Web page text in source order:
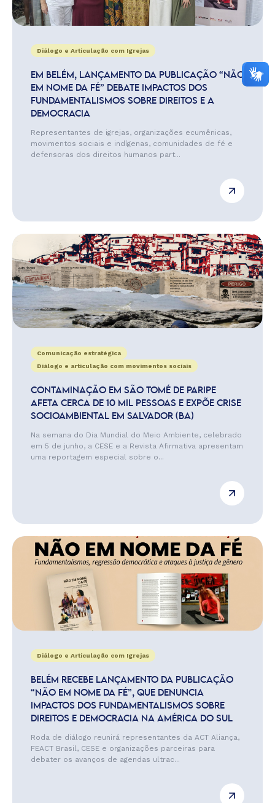
Diálogo e Articulação com Igrejas
EM BELÉM, LANÇAMENTO DA PUBLICAÇÃO “NÃO
EM NOME DA FÉ” DEBATE IMPACTOS DOS
FUNDAMENTALISMOS SOBRE DIREITOS E A
DEMOCRACIA
Representantes de igrejas, organizações ecumênicas,
movimentos sociais e indígenas, comunidades de fé e
defensoras dos direitos humanos part...
Comunicação estratégica
Diálogo e articulação com movimentos sociais
CONTAMINAÇÃO EM SÃO TOMÉ DE PARIPE
AFETA CERCA DE 10 MIL PESSOAS E EXPÕE CRISE
SOCIOAMBIENTAL EM SALVADOR (BA)
Na semana do Dia Mundial do Meio Ambiente, celebrado
em 5 de junho, a CESE e a Revista Afirmativa apresentam
uma reportagem especial sobre o...
Diálogo e Articulação com Igrejas
BELÉM RECEBE LANÇAMENTO DA PUBLICAÇÃO
“NÃO EM NOME DA FÉ”, QUE DENUNCIA
IMPACTOS DOS FUNDAMENTALISMOS SOBRE
DIREITOS E DEMOCRACIA NA AMÉRICA DO SUL
Roda de diálogo reunirá representantes da ACT Aliança,
FEACT Brasil, CESE e organizações parceiras para
debater os avanços de agendas ultrac...